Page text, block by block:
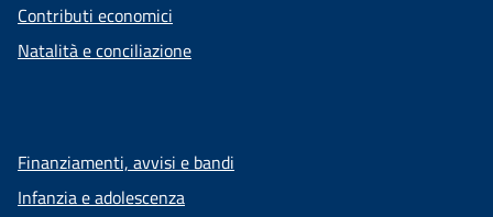
Contributi economici
Natalità e conciliazione
Finanziamenti, avvisi e bandi
Infanzia e adolescenza